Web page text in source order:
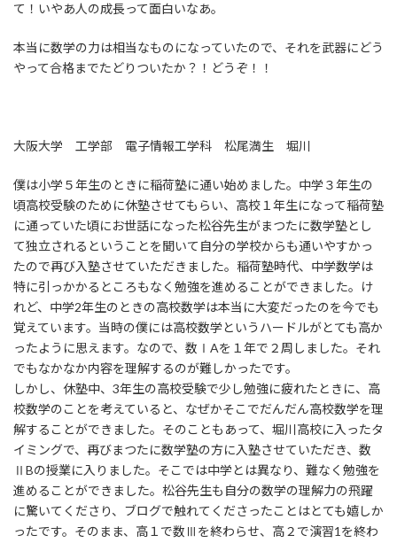
て！いやあ人の成長って面白いなあ。
本当に数学の力は相当なものになっていたので、それを武器にどう
やって合格までたどりついたか？！どうぞ！！
大阪大学 工学部 電子情報工学科 松尾満生 堀川
僕は小学５年生のときに稲荷塾に通い始めました。中学３年生の
頃高校受験のために休塾させてもらい、高校１年生になって稲荷塾
に通っていた頃にお世話になった松谷先生がまつたに数学塾とし
て独立されるということを聞いて自分の学校からも通いやすかっ
たので再び入塾させていただきました。稲荷塾時代、中学数学は
特に引っかかるところもなく勉強を進めることができました。け
れど、中学2年生のときの高校数学は本当に大変だったのを今でも
覚えています。当時の僕には高校数学というハードルがとても高か
ったように思えます。なので、数ⅠAを１年で２周しました。それ
でもなかなか内容を理解するのが難しかったです。
しかし、休塾中、3年生の高校受験で少し勉強に疲れたときに、高
校数学のことを考えていると、なぜかそこでだんだん高校数学を理
解することができました。そのこともあって、堀川高校に入ったタ
イミングで、再びまつたに数学塾の方に入塾させていただき、数
ⅡBの授業に入りました。そこでは中学とは異なり、難なく勉強を
進めることができました。松谷先生も自分の数学の理解力の飛躍
に驚いてくださり、ブログで触れてくださったことはとても嬉しか
ったです。そのまま、高１で数Ⅲを終わらせ、高２で演習1を終わ